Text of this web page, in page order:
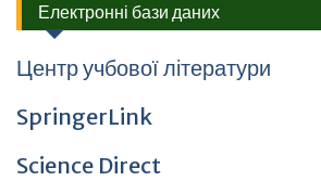
Електронні бази даних
Центр учбової літератури
SpringerLink
Science Direct